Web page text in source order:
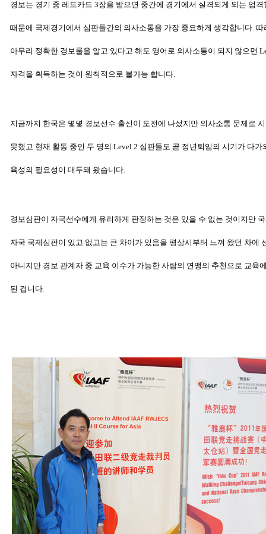
경보는 경기 중 레드카드 3장을 받으면 중간에 경기에서 실격되게 되는 엄
때문에 국제경기에서 심판들간의 의사소통을 가장 중요하게 생각합니다.
아무리 정확한 경보룰을 알고 있다고 해도 영어로 의사소통이 되지 않으면
자격을 획득하는 것이 원칙적으로 불가능 합니다.
지금까지 한국은 몇몇 경보선수 출신이 도전에 나섰지만 의사소통 문제로
못했고 현재 활동 중인 두 명의 Level 2 심판들도 곧 정년퇴임의 시기가 다가
육성의 필요성이 대두돼 왔습니다.
경보심판이 자국선수에게 유리하게 판정하는 것은 있을 수 없는 것이지만
자국 국제심판이 있고 없고는 큰 차이가 있음을 평상시부터 느껴 왔던 차에
아니지만 경보 관계자 중 교육 이수가 가능한 사람의 연맹의 추천으로 교육
된 겁니다.